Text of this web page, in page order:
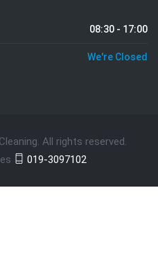
08:30 - 17:00
We're Closed
All rights reserved.
019-3097102